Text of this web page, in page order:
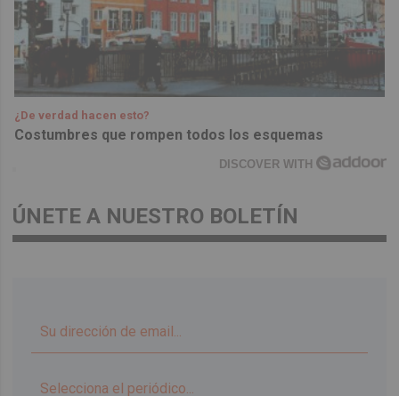
¿De verdad hacen esto?
Costumbres que rompen todos los esquemas
DISCOVER WITH
ÚNETE A NUESTRO BOLETÍN